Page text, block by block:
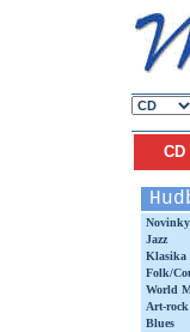
CD
Novinky
Jazz
Klasika
Folk/
World
Art-rock
Blues